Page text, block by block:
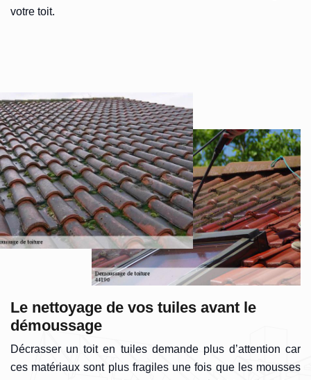
votre toit.
Le nettoyage de vos tuiles avant le
démoussage
Décrasser un toit en tuiles demande plus d’attention car
ces matériaux sont plus fragiles une fois que les mousses